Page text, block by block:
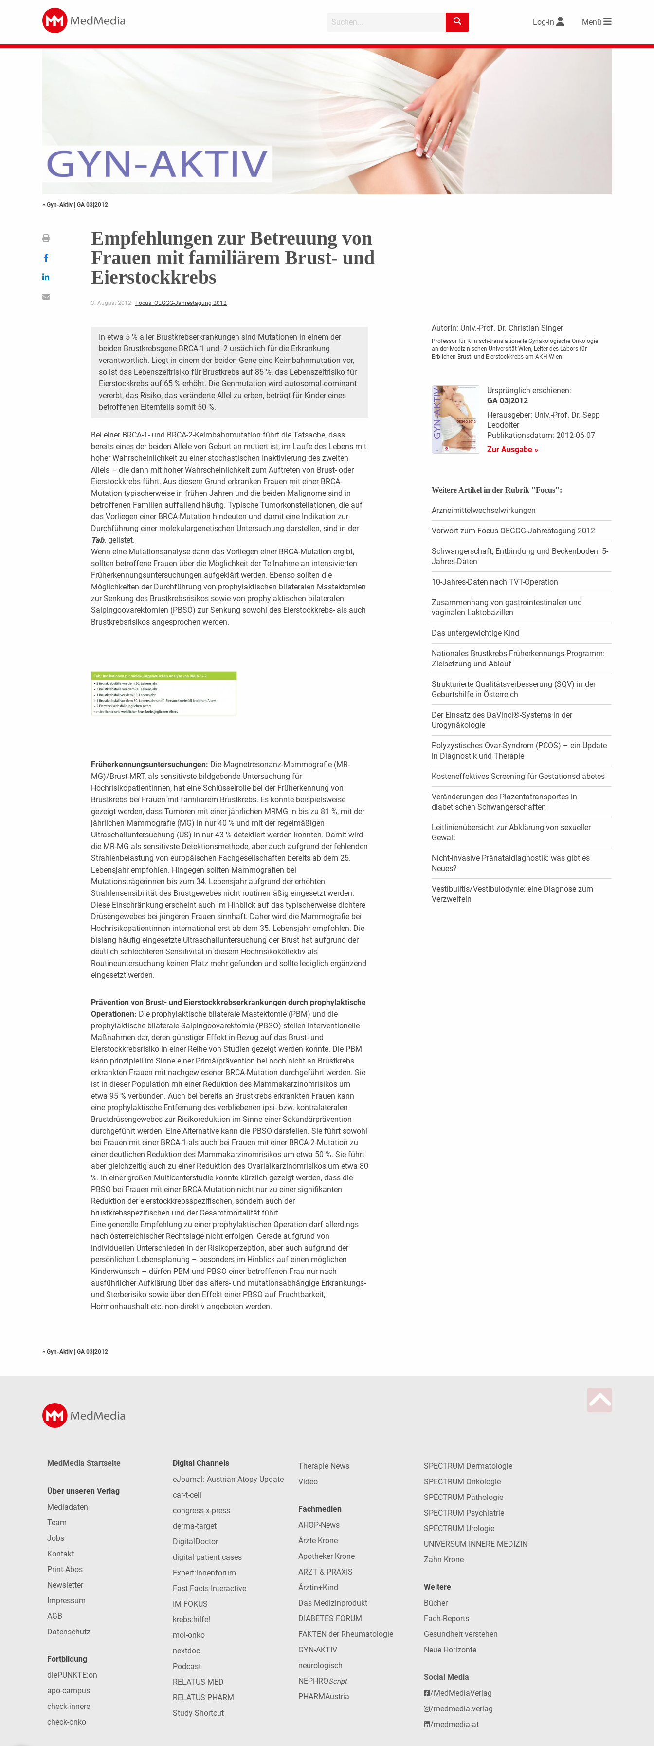
Log-in Menü
« Gyn-Aktiv | GA 03|2012
Empfehlungen zur Betreuung von
Frauen mit familiärem Brust- und
Eierstockkrebs
3. August 2012 Focus: OEGGG-Jahrestagung 2012
In etwa 5 % aller Brustkrebserkrankungen sind Mutationen in einem der
beiden Brustkrebsgene BRCA-1 und -2 ursächlich für die Erkrankung
verantwortlich. Liegt in einem der beiden Gene eine Keimbahnmutation vor,
so ist das Lebenszeitrisiko für Brustkrebs auf 85 %, das Lebenszeitrisiko für
Eierstockkrebs auf 65 % erhöht. Die Genmutation wird autosomal-dominant
vererbt, das Risiko, das veränderte Allel zu erben, beträgt für Kinder eines
betroffenen Elternteils somit 50 %.
Bei einer BRCA-1- und BRCA-2-Keimbahnmutation führt die Tatsache, dass
bereits eines der beiden Allele von Geburt an mutiert ist, im Laufe des Lebens mit
hoher Wahrscheinlichkeit zu einer stochastischen Inaktivierung des zweiten
Allels – die dann mit hoher Wahrscheinlichkeit zum Auftreten von Brust- oder
Eierstockkrebs führt. Aus diesem Grund erkranken Frauen mit einer BRCA-
Mutation typischerweise in frühen Jahren und die beiden Malignome sind in
betroffenen Familien auffallend häufig. Typische Tumorkonstellationen, die auf
das Vorliegen einer BRCA-Mutation hindeuten und damit eine Indikation zur
Durchführung einer molekulargenetischen Untersuchung darstellen, sind in der
Tab. gelistet.
Wenn eine Mutationsanalyse dann das Vorliegen einer BRCA-Mutation ergibt,
sollten betroffene Frauen über die Möglichkeit der Teilnahme an intensivierten
Früherkennungsuntersuchungen aufgeklärt werden. Ebenso sollten die
Möglichkeiten der Durchführung von prophylaktischen bilateralen Mastektomien
zur Senkung des Brustkrebsrisikos sowie von prophylaktischen bilateralen
Salpingoovarektomien (PBSO) zur Senkung sowohl des Eierstockkrebs- als auch
Brustkrebsrisikos angesprochen werden.
Früherkennungsuntersuchungen: Die Magnetresonanz-Mammografie (MR-
MG)/Brust-MRT, als sensitivste bildgebende Untersuchung für
Hochrisikopatientinnen, hat eine Schlüsselrolle bei der Früherkennung von
Brustkrebs bei Frauen mit familiärem Brustkrebs. Es konnte beispielsweise
gezeigt werden, dass Tumoren mit einer jährlichen MRMG in bis zu 81 %, mit der
jährlichen Mammografie (MG) in nur 40 % und mit der regelmäßigen
Ultraschalluntersuchung (US) in nur 43 % detektiert werden konnten. Damit wird
die MR-MG als sensitivste Detektionsmethode, aber auch aufgrund der fehlenden
Strahlenbelastung von europäischen Fachgesellschaften bereits ab dem 25.
Lebensjahr empfohlen. Hingegen sollten Mammografien bei
Mutationsträgerinnen bis zum 34. Lebensjahr aufgrund der erhöhten
Strahlensensibilität des Brustgewebes nicht routinemäßig eingesetzt werden.
Diese Einschränkung erscheint auch im Hinblick auf das typischerweise dichtere
Drüsengewebes bei jüngeren Frauen sinnhaft. Daher wird die Mammografie bei
Hochrisikopatientinnen international erst ab dem 35. Lebensjahr empfohlen. Die
bislang häufig eingesetzte Ultraschalluntersuchung der Brust hat aufgrund der
deutlich schlechteren Sensitivität in diesem Hochrisikokollektiv als
Routineuntersuchung keinen Platz mehr gefunden und sollte lediglich ergänzend
eingesetzt werden.
Prävention von Brust- und Eierstockkrebserkrankungen durch prophylaktische
Operationen: Die prophylaktische bilaterale Mastektomie (PBM) und die
prophylaktische bilaterale Salpingoovarektomie (PBSO) stellen interventionelle
Maßnahmen dar, deren günstiger Effekt in Bezug auf das Brust- und
Eierstockkrebsrisiko in einer Reihe von Studien gezeigt werden konnte. Die PBM
kann prinzipiell im Sinne einer Primärprävention bei noch nicht an Brustkrebs
erkrankten Frauen mit nachgewiesener BRCA-Mutation durchgeführt werden. Sie
ist in dieser Population mit einer Reduktion des Mammakarzinomrisikos um
etwa 95 % verbunden. Auch bei bereits an Brustkrebs erkrankten Frauen kann
eine prophylaktische Entfernung des verbliebenen ipsi- bzw. kontralateralen
Brustdrüsengewebes zur Risikoreduktion im Sinne einer Sekundärprävention
durchgeführt werden. Eine Alternative kann die PBSO darstellen. Sie führt sowohl
bei Frauen mit einer BRCA-1-als auch bei Frauen mit einer BRCA-2-Mutation zu
einer deutlichen Reduktion des Mammakarzinomrisikos um etwa 50 %. Sie führt
aber gleichzeitig auch zu einer Reduktion des Ovarialkarzinomrisikos um etwa 80
%. In einer großen Multicenterstudie konnte kürzlich gezeigt werden, dass die
PBSO bei Frauen mit einer BRCA-Mutation nicht nur zu einer signifikanten
Reduktion der eierstockkrebsspezifischen, sondern auch der
brustkrebsspezifischen und der Gesamtmortalität führt.
Eine generelle Empfehlung zu einer prophylaktischen Operation darf allerdings
nach österreichischer Rechtslage nicht erfolgen. Gerade aufgrund von
individuellen Unterschieden in der Risikoperzeption, aber auch aufgrund der
persönlichen Lebensplanung – besonders im Hinblick auf einen möglichen
Kinderwunsch – dürfen PBM und PBSO einer betroffenen Frau nur nach
ausführlicher Aufklärung über das alters- und mutationsabhängige Erkrankungs-
und Sterberisiko sowie über den Effekt einer PBSO auf Fruchtbarkeit,
Hormonhaushalt etc. non-direktiv angeboten werden.
AutorIn: Univ.-Prof. Dr. Christian Singer
Professor für Klinisch-translationelle Gynäkologische Onkologie
an der Medizinischen Universität Wien, Leiter des Labors für
Erblichen Brust- und Eierstockkrebs am AKH Wien
Ursprünglich erschienen:
GA 03|2012
Herausgeber: Univ.-Prof. Dr. Sepp
Leodolter
Publikationsdatum: 2012-06-07
Zur Ausgabe »
Weitere Artikel in der Rubrik "Focus":
Arzneimittelwechselwirkungen
Vorwort zum Focus OEGGG-Jahrestagung 2012
Schwangerschaft, Entbindung und Beckenboden: 5-
Jahres-Daten
10-Jahres-Daten nach TVT-Operation
Zusammenhang von gastrointestinalen und
vaginalen Laktobazillen
Das untergewichtige Kind
Nationales Brustkrebs-Früherkennungs-Programm:
Zielsetzung und Ablauf
Strukturierte Qualitätsverbesserung (SQV) in der
Geburtshilfe in Österreich
Der Einsatz des DaVinci®-Systems in der
Urogynäkologie
Polyzystisches Ovar-Syndrom (PCOS) – ein Update
in Diagnostik und Therapie
Kosteneffektives Screening für Gestationsdiabetes
Veränderungen des Plazentatransportes in
diabetischen Schwangerschaften
Leitlinienübersicht zur Abklärung von sexueller
Gewalt
Nicht-invasive Pränataldiagnostik: was gibt es
Neues?
Vestibulitis/Vestibulodynie: eine Diagnose zum
Verzweifeln
« Gyn-Aktiv | GA 03|2012
MedMedia Startseite
Über unseren Verlag
Mediadaten
Team
Jobs
Kontakt
Print-Abos
Newsletter
Impressum
AGB
Datenschutz
Fortbildung
diePUNKTE:on
apo-campus
check-innere
check-onko
Digital Channels
eJournal: Austrian Atopy Update
car-t-cell
congress x-press
derma-target
DigitalDoctor
digital patient cases
Expert:innenforum
Fast Facts Interactive
IM FOKUS
krebs:hilfe!
mol-onko
nextdoc
Podcast
RELATUS MED
RELATUS PHARM
Study Shortcut
Therapie News
Video
Fachmedien
AHOP-News
Ärzte Krone
Apotheker Krone
ARZT & PRAXIS
Ärztin+Kind
Das Medizinprodukt
DIABETES FORUM
FAKTEN der Rheumatologie
GYN-AKTIV
neurologisch
NEPHROScript
PHARMAustria
SPECTRUM Dermatologie
SPECTRUM Onkologie
SPECTRUM Pathologie
SPECTRUM Psychiatrie
SPECTRUM Urologie
UNIVERSUM INNERE MEDIZIN
Zahn Krone
Weitere
Bücher
Fach-Reports
Gesundheit verstehen
Neue Horizonte
Social Media
/MedMediaVerlag
/medmedia.verlag
/medmedia-at